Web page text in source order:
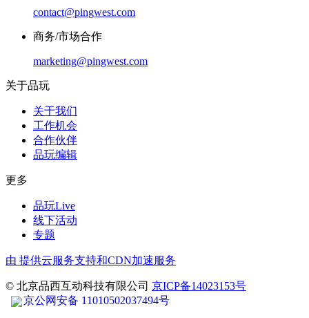
contact@pingwest.com
商务/市场合作
marketing@pingwest.com
关于品玩
关于我们
工作机会
合作伙伴
品玩编辑
更多
品玩Live
线下活动
专题
由 提供云服务支持和CDN加速服务
© 北京品西互动科技有限公司 京ICP备14023153号
京公网安备 11010502037494号